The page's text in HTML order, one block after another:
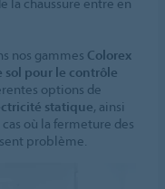
nos gammes Colorex
sol pour le contrôle
options de
statique, ainsi
où la fermeture des
problème.